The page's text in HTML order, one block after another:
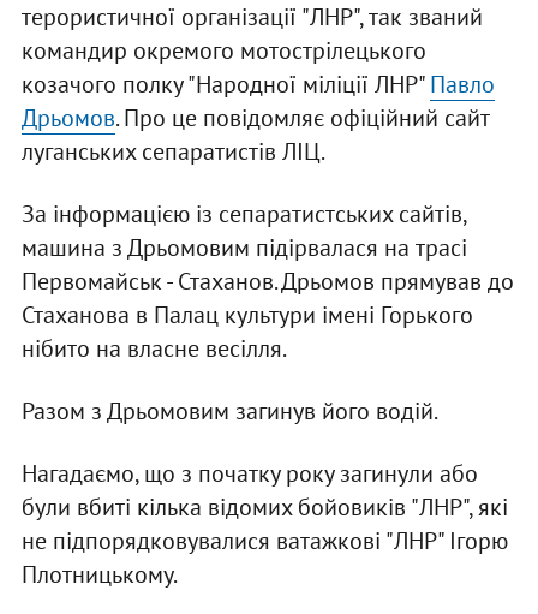
терористичної організації "ЛНР", так званий
командир окремого мотострілецького
козачого полку "Народної міліції ЛНР"Павло
Дрьомов. Про це повідомляє офіційний сайт
луганських сепаратистів ЛІЦ.
За інформацією із сепаратистських сайтів,
машина з Дрьомовим підірвалася на трасі
Первомайськ - Стаханов. Дрьомов прямував до
Стаханова в Палац культури імені Горького
нібито на власне весілля.
Разом з Дрьомовим загинув його водій.
Нагадаємо, що з початку року загинули або
були вбиті кілька відомих бойовиків "ЛНР", які
не підпорядковувалися ватажкові "ЛНР" Ігорю
Плотницькому.